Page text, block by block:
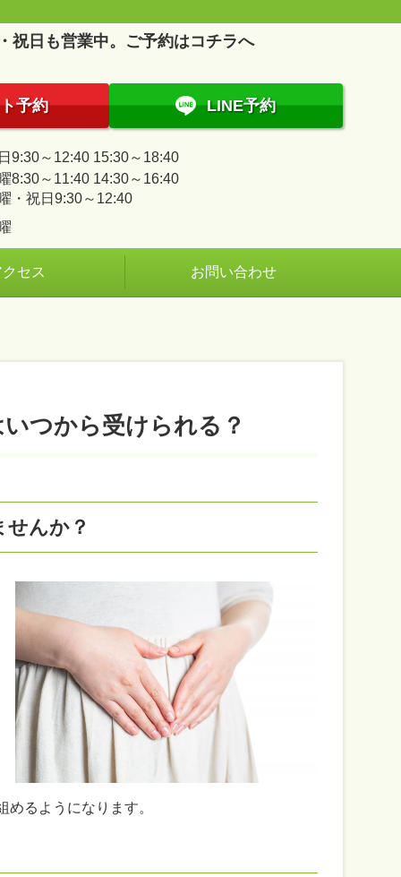
祝日も営業中。ご予約はコチラへ
予約 LINE予約
9:30～12:40 15:30～18:40
8:30～11:40 14:30～16:40
・祝日9:30～12:40
セス お問い合わせ
つから受けられる？
んか？
めるようになります。